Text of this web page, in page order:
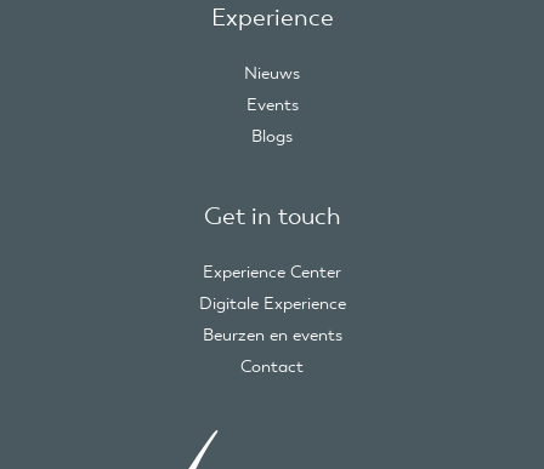
Experience
Nieuws
Events
Blogs
Get in touch
Experience Center
Digitale Experience
Beurzen en events
Contact